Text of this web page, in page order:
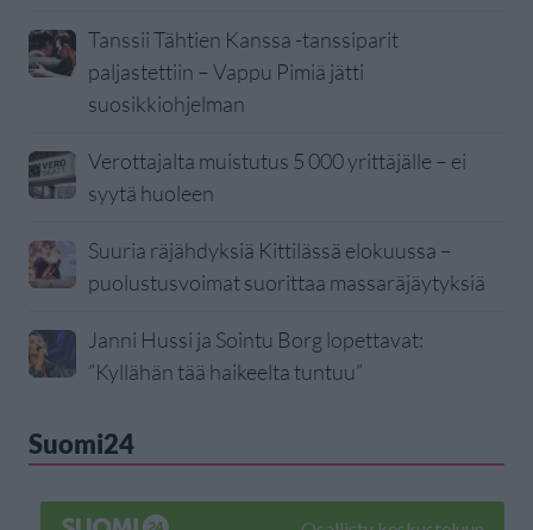
Tanssii Tähtien Kanssa -tanssiparit
paljastettiin – Vappu Pimiä jätti
suosikkiohjelman
Verottajalta muistutus 5 000 yrittäjälle – ei
syytä huoleen
Suuria räjähdyksiä Kittilässä elokuussa –
puolustusvoimat suorittaa massaräjäytyksiä
Janni Hussi ja Sointu Borg lopettavat:
”Kyllähän tää haikeelta tuntuu”
Suomi24